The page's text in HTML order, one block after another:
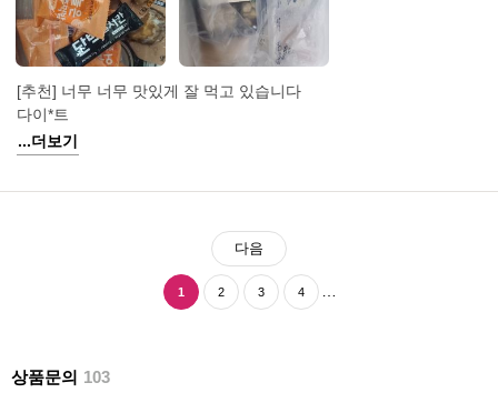
[추천] 너무 너무 맛있게 잘 먹고 있습니다
다이*트
...더보기
다음
1 2 3 4
상품문의 103